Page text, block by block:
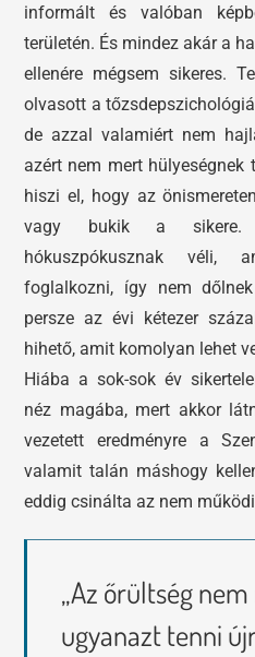
informált és valóban
területén. És mindez akár a
ellenére mégsem sikeres.
olvasott a
de azzal valamiért nem
azért nem mert hülyeségnek
hiszi el, hogy az
vagy bukik a sikere.
hókuszpókusznak véli,
foglalkozni, így nem
persze az évi kétezer
hihető, amit komolyan lehet
Hiába a sok-sok év
néz magába, mert akkor
vezetett eredményre a
valamit talán máshogy
eddig csinálta az nem
„Az őrültség
ugyanazt tenni